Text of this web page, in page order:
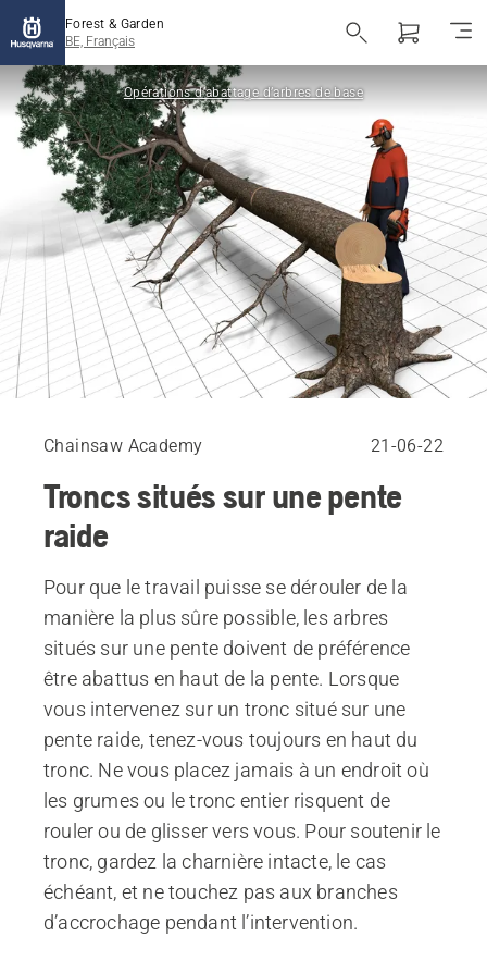
Forest & Garden
BE, Français
Opérations d’abattage d’arbres de base
Chainsaw Academy 21-06-22
Troncs situés sur une pente
raide
Pour que le travail puisse se dérouler de la
manière la plus sûre possible, les arbres
situés sur une pente doivent de préférence
être abattus en haut de la pente. Lorsque
vous intervenez sur un tronc situé sur une
pente raide, tenez-vous toujours en haut du
tronc. Ne vous placez jamais à un endroit où
les grumes ou le tronc entier risquent de
rouler ou de glisser vers vous. Pour soutenir le
tronc, gardez la charnière intacte, le cas
échéant, et ne touchez pas aux branches
d’accrochage pendant l’intervention.